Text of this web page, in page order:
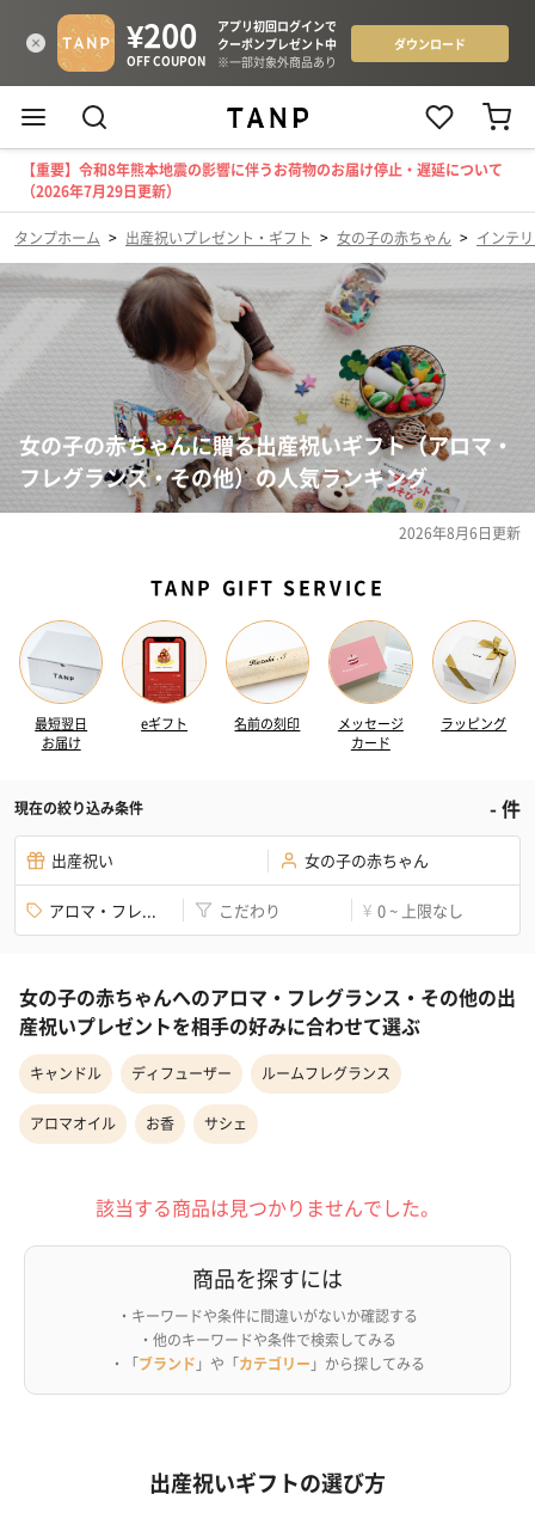
【重要】令和8年熊本地震の影響に伴うお荷物のお届け停止・遅延について
（2026年7月29日更新）
タンプホーム > 出産祝いプレゼント・ギフト > 女の子の赤ちゃん > インテ
女の子の赤ちゃんに贈る出産祝いギフト（アロマ・
フレグランス・その他）の人気ランキング
2026年8月6日更新
TANP GIFT SERVICE
最短翌日
お届け
eギフト 名前の刻印
メッセージ
カード
ラッピング
現在の絞り込み条件 -件
出産祝い 女の子の赤ちゃん
アロマ・フレ... こだわり ¥ 0 ~ 上限なし
女の子の赤ちゃんへのアロマ・フレグランス・その他の出
産祝いプレゼントを相手の好みに合わせて選ぶ
キャンドル ディフューザー ルームフレグランス
アロマオイル お香 サシェ
該当する商品は見つかりませんでした。
商品を探すには
・キーワードや条件に間違いがないか確認する
・他のキーワードや条件で検索してみる
・「ブランド 」や「カテゴリー 」から探してみる
出産祝いギフトの選び方